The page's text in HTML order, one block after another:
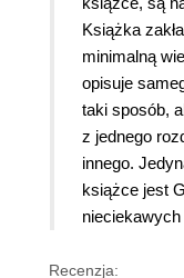
Książka
minimalną
opisuje
taki sposób,
z jednego
innego.
książce jest
Recenzja: